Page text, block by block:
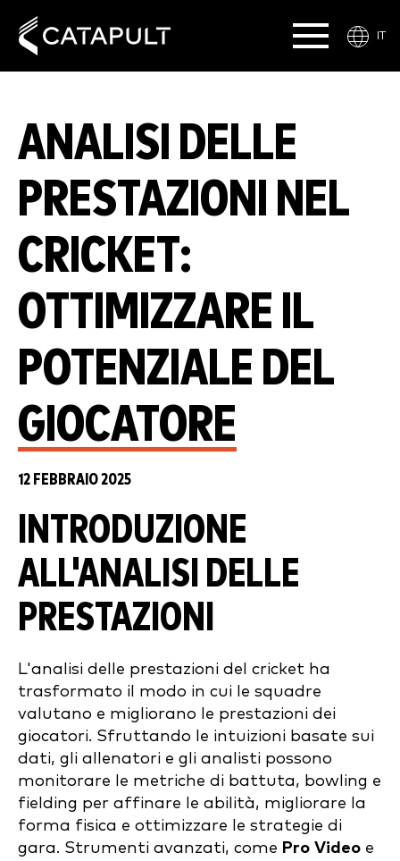
IT
ANALISI DELLE
PRESTAZIONI NEL
CRICKET:
OTTIMIZZARE IL
POTENZIALE DEL
GIOCATORE
12 FEBBRAIO 2025
INTRODUZIONE
ALL'ANALISI DELLE
PRESTAZIONI
L'analisi delle prestazioni del cricket ha
trasformato il modo in cui le squadre
valutano e migliorano le prestazioni dei
giocatori. Sfruttando le intuizioni basate sui
dati, gli allenatori e gli analisti possono
monitorare le metriche di battuta, bowling e
fielding per affinare le abilità, migliorare la
forma fisica e ottimizzare le strategie di
gara. Strumenti avanzati, come Pro Video e